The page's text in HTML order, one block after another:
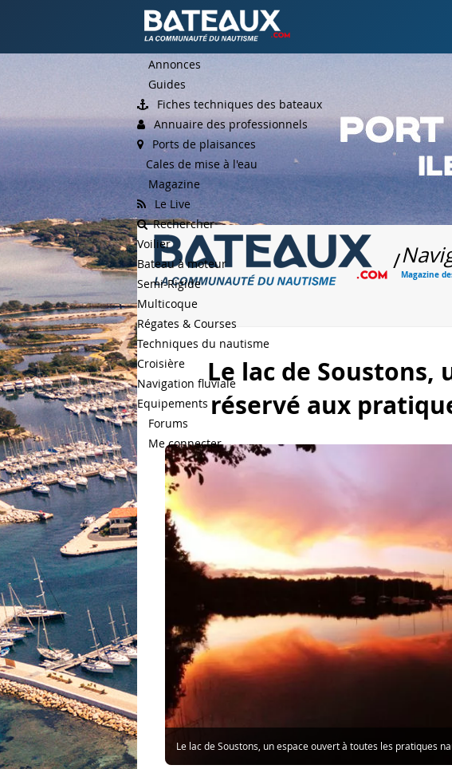
Annonces
Guides
Fiches techniques des bateaux
Annuaire des professionnels
Ports de plaisances
Cales de mise à l'eau
Magazine
Le Live
Rechercher
Voilier
Bateau à moteur
Semi-Rigide
Multicoque
Régates & Courses
Techniques du nautisme
Croisière
Navigation fluviale
Equipements
Forums
Me connecter
/Magazine
Bateaux.com
Navigation fluviale
Le lac de Soustons,
réservé aux
Le lac de Soustons, un espace ouvert à toutes les pratiques